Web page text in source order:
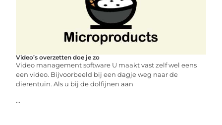
Video’s overzetten doe je zo
Video management software U maakt vast zelf wel eens
een video. Bijvoorbeeld bij een dagje weg naar de
dierentuin. Als u bij de dolfijnen aan
...